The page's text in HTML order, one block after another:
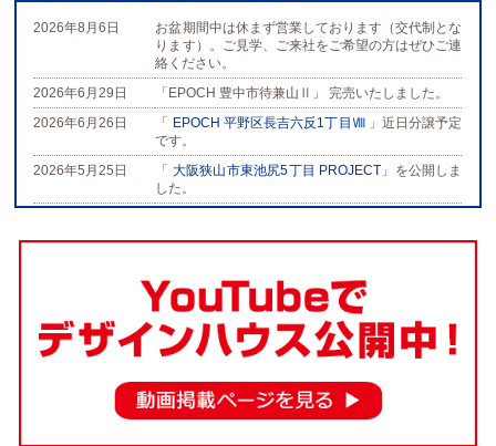
2026年8月6日
お盆期間中は休まず営業しております（交代制とな
ります）。ご見学、ご来社をご希望の方はぜひご連
絡ください。
2026年6月29日
「EPOCH 豊中市待兼山Ⅱ」
完売いたしました。
2026年6月26日
「 EPOCH 平野区長吉六反1丁目Ⅷ」 近日分譲予定
です。
2026年5月25日
「 大阪狭山市東池尻5丁目 PROJECT 」 を公開しま
した。
た。
「EPOCH 生野区生野西3丁目 」を公開しました。
2026年4月3日
「 EPOCH 平野区長吉長原東1丁目」完売いたしま
した。
2026年3月6日
「 EPOCH 平野区長吉長原2丁目」
完売いたしまし
た。